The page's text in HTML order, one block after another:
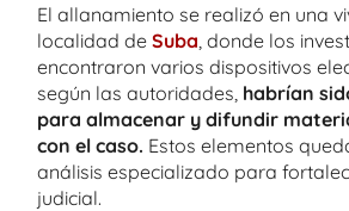
El allanamiento se realizó en una
localidad de Suba , donde los
encontraron varios dispositivos
según las autoridades, habrían
para almacenar y difundir
con el caso. Estos elementos
análisis especializado para
judicial.